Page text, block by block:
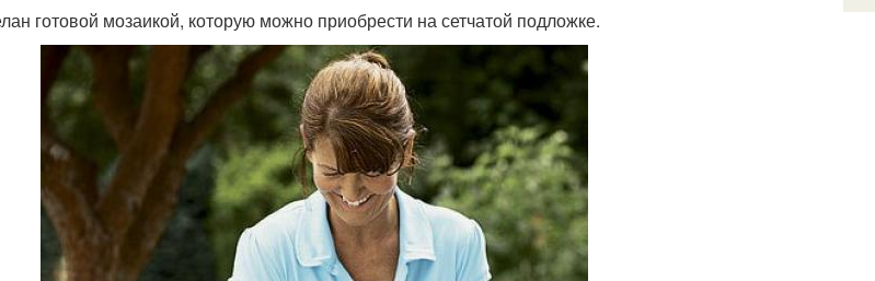
готовой мозаикой, которую можно приобрести на сетчатой подложке.